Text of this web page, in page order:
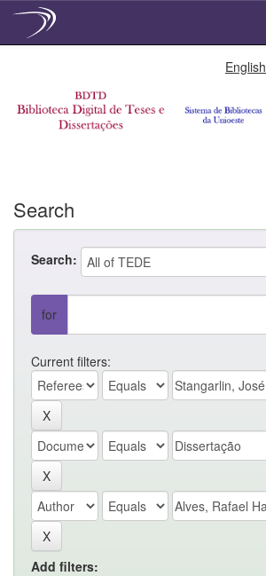
English
Search
Search:
for
Current filters:
Add filters: